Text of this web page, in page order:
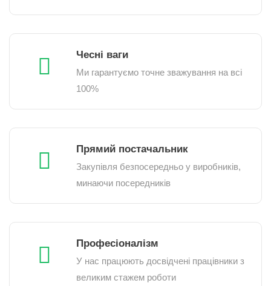
Чесні ваги
Ми гарантуємо точне зважування на всі
100%
Прямий постачальник
Закупівля безпосередньо у виробників,
минаючи посередників
Професіоналізм
У нас працюють досвідчені працівники з
великим стажем роботи